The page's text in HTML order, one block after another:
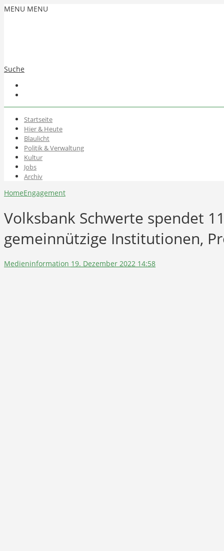
MENU MENU
Suche
Startseite
Hier & Heute
Blaulicht
Politik & Verwaltung
Kultur
Jobs
Archiv
HomeEngagement
Volksbank Schwerte spendet
gemeinnützige Institutionen,
Medieninformation 19. Dezember 2022 14:58